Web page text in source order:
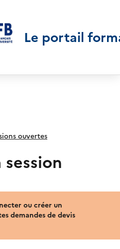
Le portail
ouvertes
ou créer un
demandes de devis